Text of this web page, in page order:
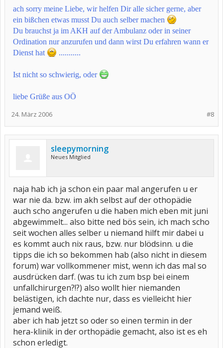
ach sorry meine Liebe, wir helfen Dir alle sicher gerne, aber
ein bißchen etwas musst Du auch selber machen
Du brauchst ja im AKH auf der Ambulanz oder in seiner
Ordination nur anzurufen und dann wirst Du erfahren wann er
Dienst hat
...........
Ist nicht so schwierig, oder
liebe Grüße aus OÖ​
#8
24. März 2006
sleepymorning
Neues Mitglied
naja hab ich ja schon ein paar mal angerufen u er
war nie da. bzw. im akh selbst auf der othopädie
auch scho angerufen u die haben mich eben mit juni
abgewimmelt... also bitte ned bös sein, ich mach scho
seit wochen alles selber u niemand hilft mir dabei u
es kommt auch nix raus, bzw. nur blödsinn. u die
tipps die ich so bekommen hab (also nicht in diesem
forum) war vollkommener mist, wenn ich das mal so
ausdrücken darf. (was tu ich zum bsp bei einem
unfallchirurgen?!?) also wollt hier niemanden
belästigen, ich dachte nur, dass es vielleicht hier
jemand weiß.
aber ich hab jetzt so oder so einen termin in der
hera-klinik in der orthopädie gemacht, also ist es eh
schon erledigt.